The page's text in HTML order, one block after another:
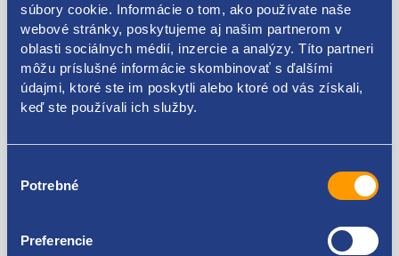
súbory cookie. Informácie o tom, ako používate naše
webové stránky, poskytujeme aj našim partnerom v
oblasti sociálnych médií, inzercie a analýzy. Títo partneri
môžu príslušné informácie skombinovať s ďalšími
údajmi, ktoré ste im poskytli alebo ktoré od vás získali,
keď ste používali ich služby.
súhlasu
Potrebné
Preferencie
0445110183 55197124 71794966 55197875 93190435
93183910 9S51-9F593-BA 1538758
Použiteľné pre vozidlá
Alfa Romeo Mito 1.3 MultiJet
Fiat Doblo 2000 - 2009 1.3 MultiJet
Fiat Fiorino / Qubo 2008- 1.3 Multijet
Fiat Panda 2003- 1.3 MultiJet